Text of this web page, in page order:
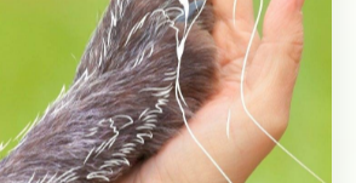
ービスも増えており、事前に見積もり
費を防げます。ペット訪問火葬ポピー
出張費がかからない業者を選ぶのも効
、追加費用の有無や割引サービスの内